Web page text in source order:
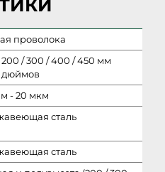
проволока
200 / 300 / 400 / 450 мм
дюймов
- 20 мкм
сталь
сталь